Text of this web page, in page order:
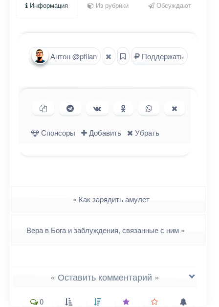
Информация Из рубрики Обсуждают
Антон @pfilan Поддержать
Копировать ссылку
Поделиться в Telegram
Поделиться ВКонтакте
Поделиться в
Одноклассниках
Поделиться в
WhatsApp
в X (Twitter)
Спонсоры
Добавить Убрать
« Как зарядить амулет
Вера в Бога и заблуждения, связанные с ним »
« Оставить комментарий »
0